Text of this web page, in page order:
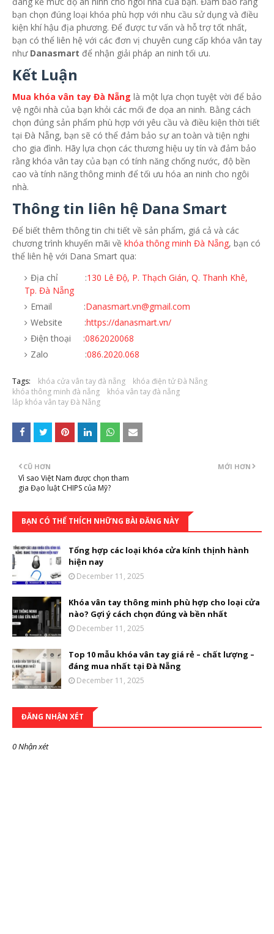
bạn chọn đúng loại khóa phù hợp với nhu cầu sử dụng và điều
kiện khí hậu địa phương. Để được tư vấn và hỗ trợ tốt nhất,
bạn có thể liên hệ với các đơn vị chuyên cung cấp khóa vân tay
như Danasmart để nhận giải pháp an ninh tối ưu.
Kết Luận
Mua khóa vân tay Đà Nẵng là một lựa chọn tuyệt vời để bảo
vệ ngôi nhà của bạn khỏi các mối đe dọa an ninh. Bằng cách
chọn đúng sản phẩm phù hợp với yêu cầu và điều kiện thời tiết
tại Đà Nẵng, bạn sẽ có thể đảm bảo sự an toàn và tiện nghi
cho gia đình. Hãy lựa chọn các thương hiệu uy tín và đảm bảo
rằng khóa vân tay của bạn có tính năng chống nước, độ bền
cao và tính năng thông minh để tối ưu hóa an ninh cho ngôi
nhà.
Thông tin liên hệ Dana Smart
Để biết thêm thông tin chi tiết về sản phẩm, giá cả và các
chương trình khuyến mãi về khóa thông minh Đà Nẵng, bạn có
thể liên hệ với Dana Smart qua:
Địa chỉ :130 Lê Độ, P. Thạch Gián, Q. Thanh Khê,
Tp. Đà Nẵng
Email :Danasmart.vn@gmail.com
Website :https://danasmart.vn/
Điện thoại :0862020068
Zalo :086.2020.068
Tags: khóa cửa vân tay đà nẵng
khóa điện tử Đà Nẵng
khóa thông minh đà nẵng
khóa vân tay đà nẵng
lắp khóa vân tay Đà Nẵng
MỚI HƠN
CŨ HƠN
Vì sao Việt Nam được chọn tham
gia Đạo luật CHIPS của Mỹ?
BẠN CÓ THỂ THÍCH NHỮNG BÀI ĐĂNG NÀY
Tổng hợp các loại khóa cửa kính thịnh hành
hiện nay
December 11, 2025
Khóa vân tay thông minh phù hợp cho loại cửa
nào? Gợi ý cách chọn đúng và bền nhất
December 11, 2025
Top 10 mẫu khóa vân tay giá rẻ – chất lượng –
đáng mua nhất tại Đà Nẵng
December 11, 2025
ĐĂNG NHẬN XÉT
0 Nhận xét